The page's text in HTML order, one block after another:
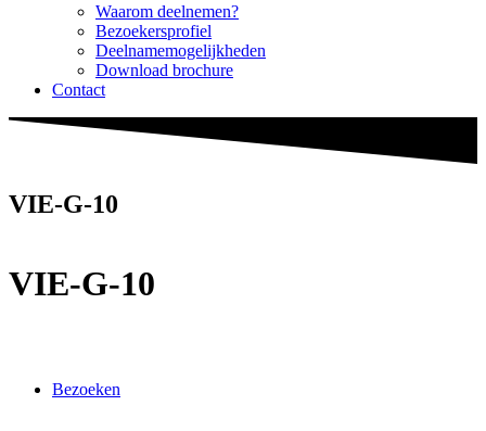
Waarom deelnemen?
Bezoekersprofiel
Deelnamemogelijkheden
Download brochure
Contact
VIE-G-10
VIE-G-10
Bezoeken